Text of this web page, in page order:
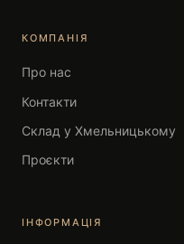
КОМПАНІЯ
Про нас
Контакти
Склад у Хмельницькому
Проєкти
ІНФОРМАЦІЯ